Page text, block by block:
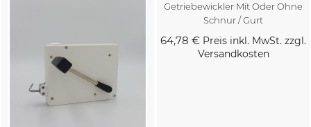
Getriebewickler Mit Oder Ohne
Schnur / Gurt
64,78 € Preis inkl. MwSt. zzgl.
Versandkosten